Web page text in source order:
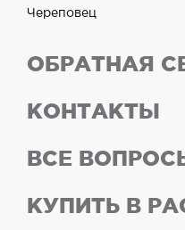
Череповец
ОБРАТНАЯ
КОНТАКТЫ
ВСЕ
КУПИТЬ В